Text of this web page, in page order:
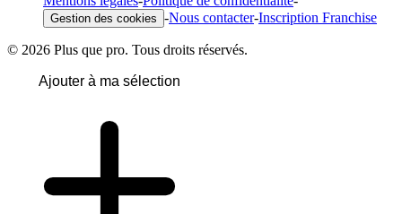
Gestion des cookies -Nous contacter-Inscription Franchise
© 2026 Plus que pro. Tous droits réservés.
Ajouter à ma sélection